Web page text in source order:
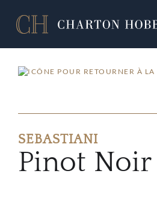
SEBASTIANI
Pinot Noir